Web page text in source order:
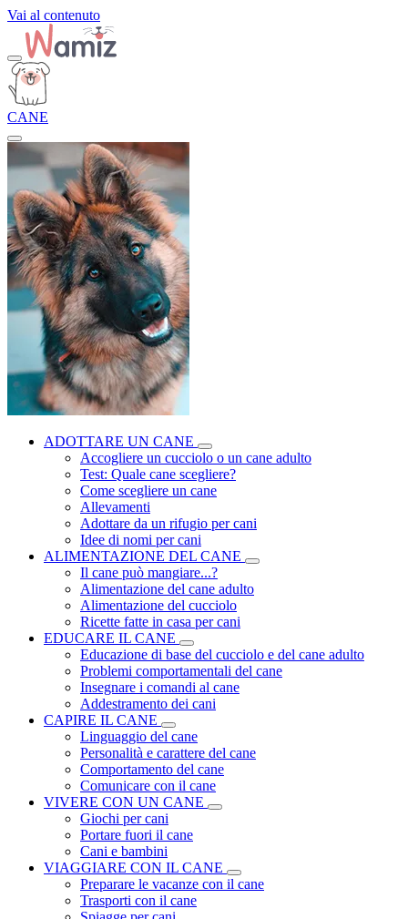
Vai al contenuto
CANE
ADOTTARE UN CANE
Accogliere un cucciolo o un cane adulto
Test: Quale cane scegliere?
Come scegliere un cane
Allevamenti
Adottare da un rifugio per cani
Idee di nomi per cani
ALIMENTAZIONE DEL CANE
Il cane può mangiare...?
Alimentazione del cane adulto
Alimentazione del cucciolo
Ricette fatte in casa per cani
EDUCARE IL CANE
Educazione di base del cucciolo e del cane adulto
Problemi comportamentali del cane
Insegnare i comandi al cane
Addestramento dei cani
CAPIRE IL CANE
Linguaggio del cane
Personalità e carattere del cane
Comportamento del cane
Comunicare con il cane
VIVERE CON UN CANE
Giochi per cani
Portare fuori il cane
Cani e bambini
VIAGGIARE CON IL CANE
Preparare le vacanze con il cane
Trasporti con il cane